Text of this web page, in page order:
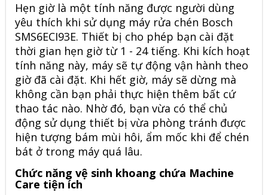
Hẹn giờ là một tính năng được người dùng
yêu thích khi sử dụng máy rửa chén Bosch
SMS6ECI93E. Thiết bị cho phép bạn cài đặt
thời gian hẹn giờ từ 1 - 24 tiếng. Khi kích hoạt
tính năng này, máy sẽ tự động vận hành theo
giờ đã cài đặt. Khi hết giờ, máy sẽ dừng mà
không cần bạn phải thực hiện thêm bất cứ
thao tác nào. Nhờ đó, bạn vừa có thể chủ
động sử dụng thiết bị vừa phòng tránh được
hiện tượng bám mùi hôi, ẩm mốc khi để chén
bát ở trong máy quá lâu.
Chức năng vệ sinh khoang chứa Machine
Care tiện ích